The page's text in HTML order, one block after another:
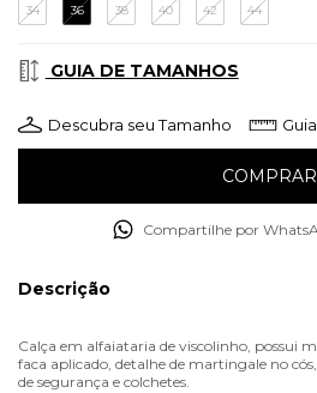
34 36 38 40 42 44
GUIA DE TAMANHOS
Descubra seu Tamanho
Compartilhe por
Descrição
Calça em alfaiataria de viscolinho, possui
faca aplicado, detalhe de martingale no
de segurança e colchetes.